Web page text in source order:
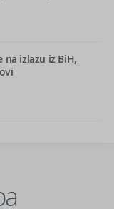
na izlazu iz BiH,